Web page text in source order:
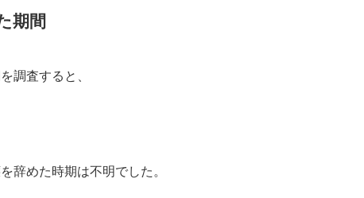
期間
調査すると、
辞めた時期は不明でした。